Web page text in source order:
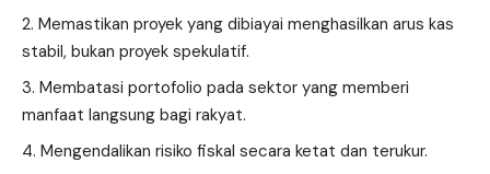
Memastikan proyek yang dibiayai menghasilkan arus kas
stabil, bukan proyek spekulatif.
Membatasi portofolio pada sektor yang memberi
manfaat langsung bagi rakyat.
Mengendalikan risiko fiskal secara ketat dan terukur.